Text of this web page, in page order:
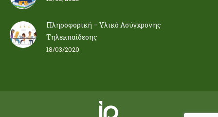
Πληροφορική – Υλικό Ασύγχρονης
Τηλεκπαίδεσης
18/03/2020